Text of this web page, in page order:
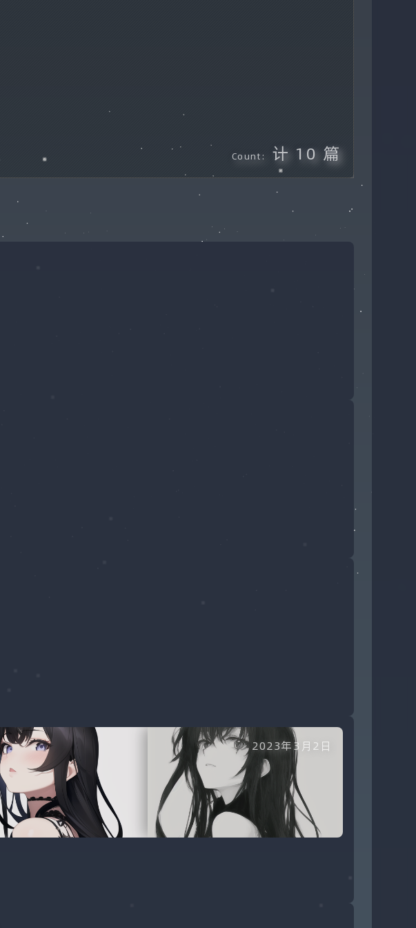
Count: 计 10 篇
2023年3月2日